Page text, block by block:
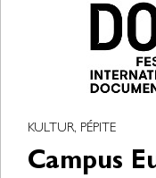
KULTUR, PÉPITE
Campus